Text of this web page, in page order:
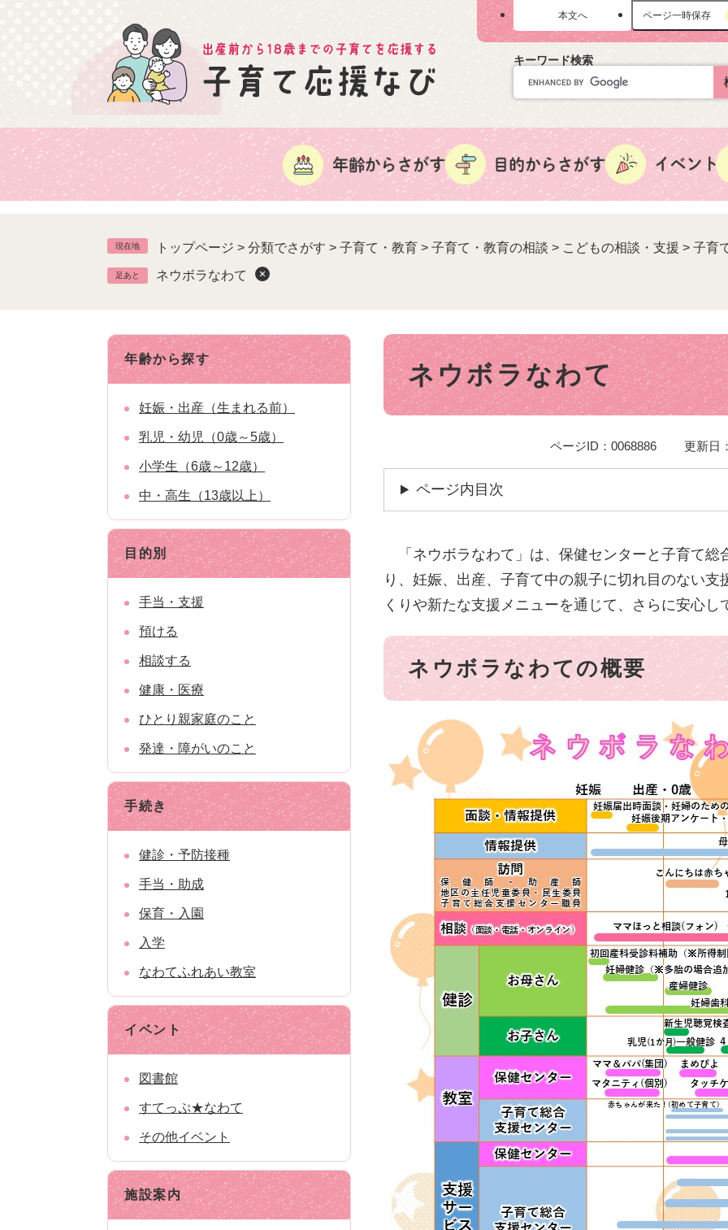
で
メニューを飛ばして本文へ
本文へ ページ一時保存
キーワード検索
現在地 トップページ > 分類でさがす > 子育て・教育 > 子育て・教育の相談 > こどもの相談・支援 > 子育
足あと ネウボラなわて
本
文
ネウボラなわて
ページID：0068886 更新日
ページ内目次
「ネウボラなわて」は、保健センターと子育て総
り、妊娠、出産、子育て中の親子に切れ目のない
くりや新たな支援メニューを通じて、さらに安心
ネウボラなわての概要
年齢から探す
妊娠・出産（生まれる前）
乳児・幼児（0歳～5歳）
小学生（6歳～12歳）
中・高生（13歳以上）
目的別
手当・支援
預ける
相談する
健康・医療
ひとり親家庭のこと
発達・障がいのこと
手続き
健診・予防接種
手当・助成
保育・入園
入学
なわてふれあい教室
イベント
図書館
すてっぷ★なわて
その他イベント
施設案内